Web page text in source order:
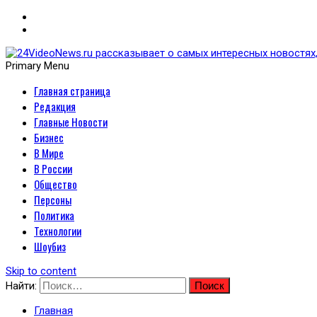
24VideoNews.ru
политики, экономики,
Primary Menu
Главная страница
Редакция
Главные Новости
Бизнес
В Мире
В России
Общество
Персоны
Политика
Технологии
Шоубиз
Skip to content
Найти:
Главная